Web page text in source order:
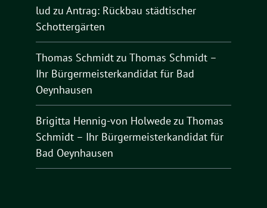
lud zu Antrag: Rückbau städtischer
Schottergärten
Thomas Schmidtzu Thomas Schmidt –
Ihr Bürgermeisterkandidat für Bad
Oeynhausen
Brigitta Hennig-von Holwedezu Thomas
Schmidt – Ihr Bürgermeisterkandidat für
Bad Oeynhausen